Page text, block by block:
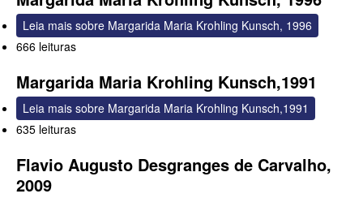
Leia mais sobre Margarida Maria Krohling Kunsch, 1996
666 leituras
Margarida Maria Krohling Kunsch,1991
Leia mais sobre Margarida Maria Krohling Kunsch,1991
635 leituras
Flavio Augusto Desgranges de Carvalho,
2009